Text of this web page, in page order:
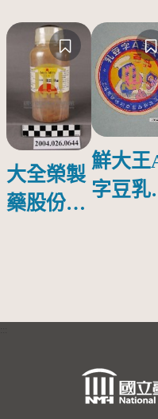
大全榮製
藥股份有
鮮大王
字豆乳